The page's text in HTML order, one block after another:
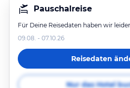
Pauschalreise
Für Deine Reisedaten haben wir
09.08. - 07.10.26
Reisedaten
Nur das Hotel